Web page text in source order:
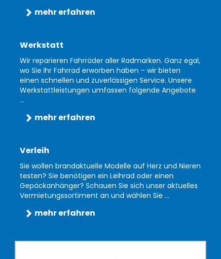
mehr erfahren
Werkstatt
Wir reparieren Fahrräder aller Radmarken. Ganz egal,
wo Sie Ihr Fahrrad erworben haben – wir bieten
einen schnellen und zuverlässigen Service. Unsere
Werkstattleistungen umfassen folgende Angebote
...
mehr erfahren
Verleih
Sie wollen brandaktuelle Modelle auf Herz und Nieren
testen? Sie benötigen ein Leihrad oder einen
Gepäckanhänger? Schauen Sie sich unser aktuelles
Vermietungssortiment an und wählen Sie ...
mehr erfahren